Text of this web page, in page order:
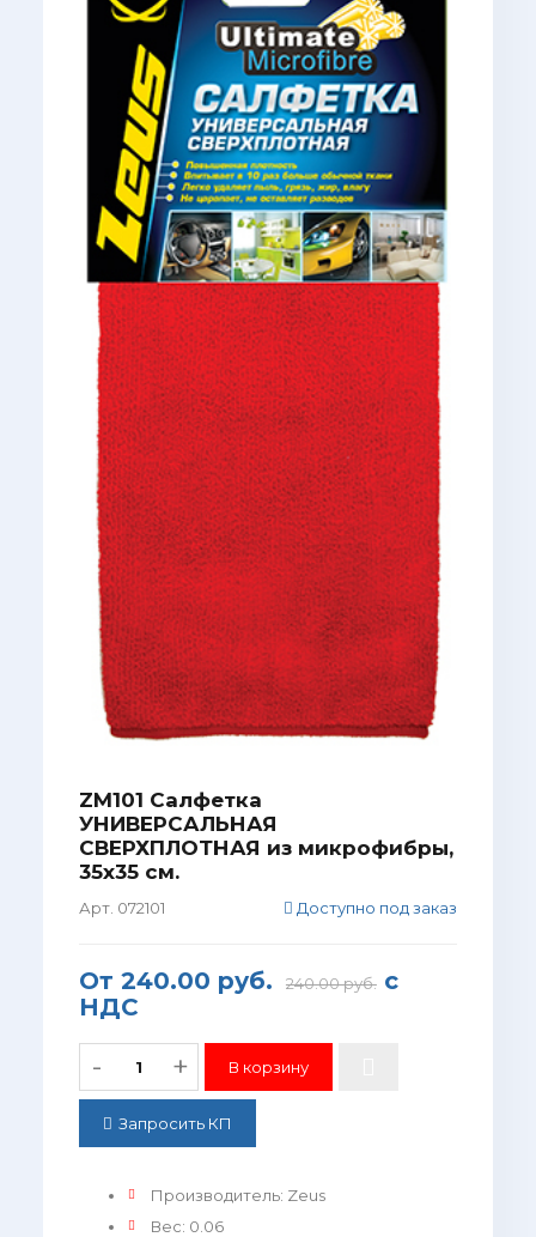
ZM101 Салфетка
УНИВЕРСАЛЬНАЯ
СВЕРХПЛОТНАЯ из микрофибры,
35х35 см.
Арт. 072101 Доступно под заказ
От 240.00 руб. 240.00 руб.с
НДС
- +
Запросить КП
Производитель: Zeus
Вес: 0.06